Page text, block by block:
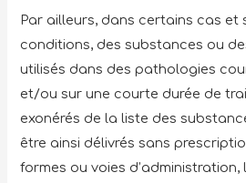
Par ailleurs, dans certains cas et
conditions, des substances ou
utilisés dans des pathologies
et/ou sur une courte durée de
exonérés de la liste des
être ainsi délivrés sans
formes ou voies